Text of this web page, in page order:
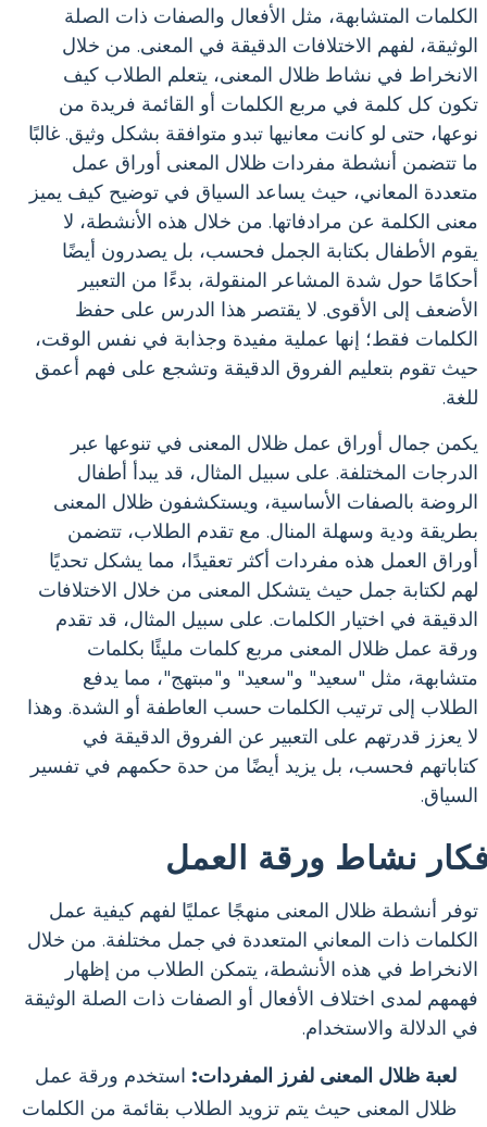
الكلمات المتشابهة، مثل الأفعال والصفات ذات الصلة
الوثيقة، لفهم الاختلافات الدقيقة في المعنى. من خلال
الانخراط في نشاط ظلال المعنى، يتعلم الطلاب كيف
تكون كل كلمة في مربع الكلمات أو القائمة فريدة من
نوعها، حتى لو كانت معانيها تبدو متوافقة بشكل وثيق. غالبًا
ما تتضمن أنشطة مفردات ظلال المعنى أوراق عمل
متعددة المعاني، حيث يساعد السياق في توضيح كيف يميز
معنى الكلمة عن مرادفاتها. من خلال هذه الأنشطة، لا
يقوم الأطفال بكتابة الجمل فحسب، بل يصدرون أيضًا
أحكامًا حول شدة المشاعر المنقولة، بدءًا من التعبير
الأضعف إلى الأقوى. لا يقتصر هذا الدرس على حفظ
الكلمات فقط؛ إنها عملية مفيدة وجذابة في نفس الوقت،
حيث تقوم بتعليم الفروق الدقيقة وتشجع على فهم أعمق
للغة.
يكمن جمال أوراق عمل ظلال المعنى في تنوعها عبر
الدرجات المختلفة. على سبيل المثال، قد يبدأ أطفال
الروضة بالصفات الأساسية، ويستكشفون ظلال المعنى
بطريقة ودية وسهلة المنال. مع تقدم الطلاب، تتضمن
أوراق العمل هذه مفردات أكثر تعقيدًا، مما يشكل تحديًا
لهم لكتابة جمل حيث يتشكل المعنى من خلال الاختلافات
الدقيقة في اختيار الكلمات. على سبيل المثال، قد تقدم
ورقة عمل ظلال المعنى مربع كلمات مليئًا بكلمات
متشابهة، مثل "سعيد" و"سعيد" و"مبتهج"، مما يدفع
الطلاب إلى ترتيب الكلمات حسب العاطفة أو الشدة. وهذا
لا يعزز قدرتهم على التعبير عن الفروق الدقيقة في
كتاباتهم فحسب، بل يزيد أيضًا من حدة حكمهم في تفسير
السياق.
نشاط ورقة العمل
توفر أنشطة ظلال المعنى منهجًا عمليًا لفهم كيفية عمل
الكلمات ذات المعاني المتعددة في جمل مختلفة. من خلال
الانخراط في هذه الأنشطة، يتمكن الطلاب من إظهار
فهمهم لمدى اختلاف الأفعال أو الصفات ذات الصلة الوثيقة
في الدلالة والاستخدام.
لعبة ظلال المعنى لفرز المفردات: استخدم ورقة عمل
ظلال المعنى حيث يتم تزويد الطلاب بقائمة من الكلمات